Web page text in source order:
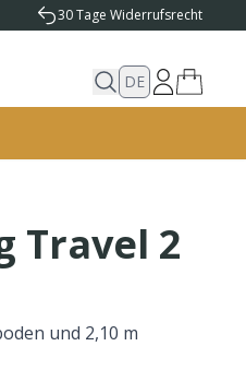
30 Tage Widerrufsrecht
DE
Travel 2
und 2,10 m